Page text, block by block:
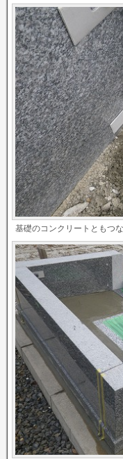
基礎のコンクリートともつな